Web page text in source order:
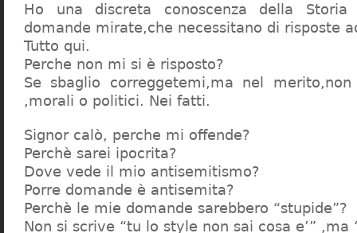
Ho una discreta conoscenza della
domande mirate,che necessitano di risposte
Tutto qui.
Perche non mi si è risposto?
Se sbaglio correggetemi,ma nel
,morali o politici. Nei fatti.
Signor calò, perche mi offende?
Perchè sarei ipocrita?
Dove vede il mio antisemitismo?
Porre domande è antisemita?
Perchè le mie domande sarebbero “stupide”?
Non si scrive “tu lo style non sai cosa e’” ,ma